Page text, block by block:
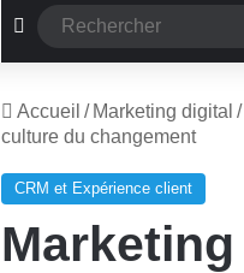
Article Aléatoire
Accueil / Marketing digital /
culture du changement
CRM et Expérience client